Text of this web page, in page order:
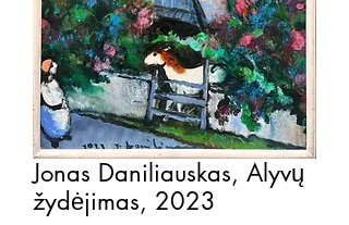
Jonas Daniliauskas, Alyvų
žydėjimas, 2023